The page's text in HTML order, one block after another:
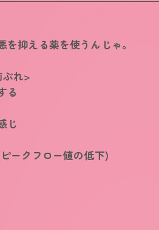
抑える薬を使うんじゃ。
れ>
る
じ
ークフロー値の低下)